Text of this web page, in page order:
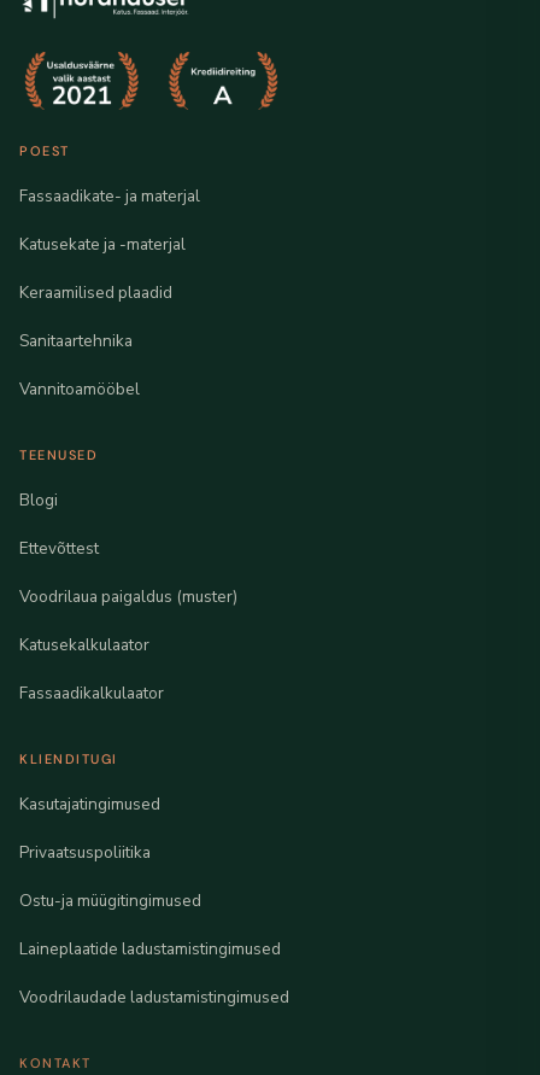
POEST
Fassaadikate- ja materjal
Katusekate ja -materjal
Keraamilised plaadid
Sanitaartehnika
Vannitoamööbel
TEENUSED
Blogi
Ettevõttest
Voodrilaua paigaldus (muster)
Katusekalkulaator
Fassaadikalkulaator
KLIENDITUGI
Kasutajatingimused
Privaatsuspoliitika
Ostu-ja müügitingimused
Laineplaatide ladustamistingimused
Voodrilaudade ladustamistingimused
KONTAKT